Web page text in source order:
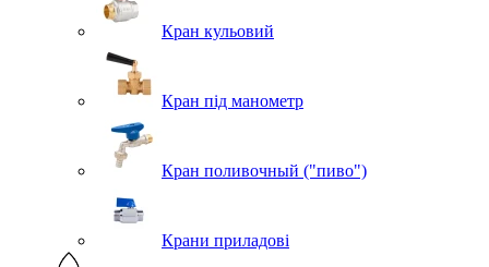
Кран кульовий
Кран під манометр
Кран поливочный ("пиво")
Крани приладові